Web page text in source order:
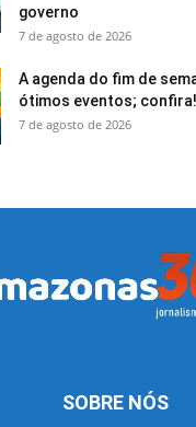
governo
7 de agosto de 2026
A agenda do fim de
ótimos eventos; confira!
7 de agosto de 2026
SOBRE NÓS